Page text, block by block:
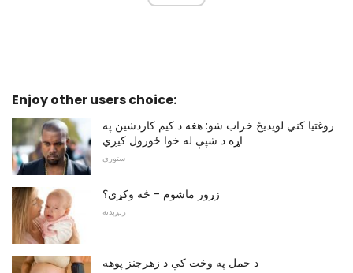
Enjoy other users choice:
روغتیا کني لویدیځ خراب شو: هغه د کیم کاردشین په
اړه د شپې له خوا ځورول کیږي
ستوری
زړور ماشوم - څه وکړي؟
زېږېدنه
د حمل په وخت کې د زهرجنز پوهه